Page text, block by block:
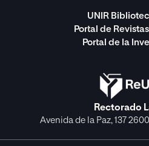
UNIR
Portal de
Portal de la
Rectorado
Avenida de la Paz, 137